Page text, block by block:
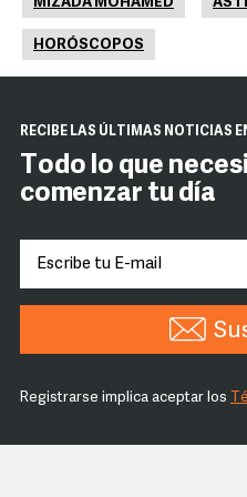
MIZADA MOHAMED
HORÓSCOPOS
RECIBE LAS ÚLTIMAS NOTICIAS
Todo lo que
comenzar tu día
Registrarse implica aceptar los